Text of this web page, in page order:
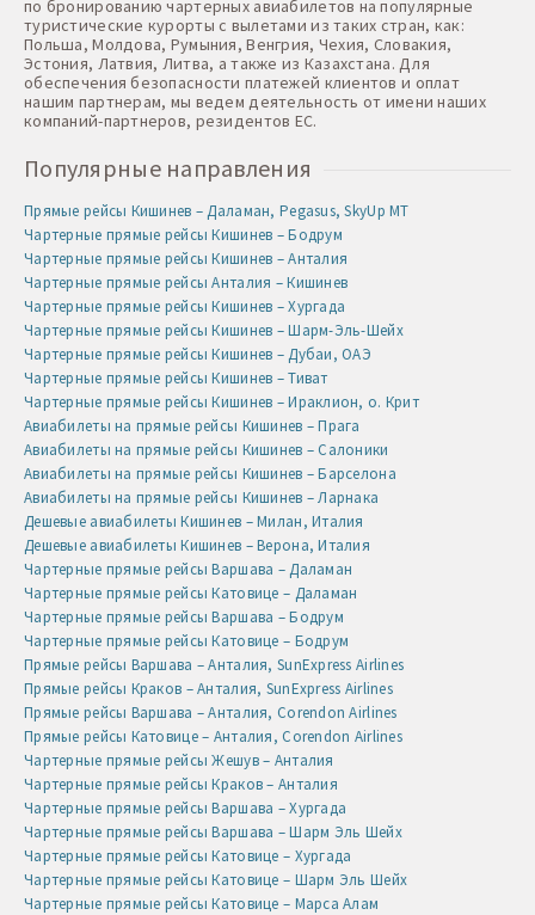
по бронированию чартерных авиабилетов на популярные
туристические курорты с вылетами из таких стран, как:
Польша, Молдова, Румыния, Венгрия, Чехия, Словакия,
Эстония, Латвия, Литва, а также из Казахстана. Для
обеспечения безопасности платежей клиентов и оплат
нашим партнерам, мы ведем деятельность от имени наших
компаний-партнеров, резидентов ЕС.
Популярные направления
Прямые рейсы Кишинев – Даламан, Pegasus, SkyUp MT
Чартерные прямые рейсы Кишинев – Бодрум
Чартерные прямые рейсы Кишинев – Анталия
Чартерные прямые рейсы Анталия – Кишинев
Чартерные прямые рейсы Кишинев – Хургада
Чартерные прямые рейсы Кишинев – Шарм-Эль-Шейх
Чартерные прямые рейсы Кишинев – Дубаи, ОАЭ
Чартерные прямые рейсы Кишинев – Тиват
Чартерные прямые рейсы Кишинев – Ираклион, о. Крит
Авиабилеты на прямые рейсы Кишинев – Прага
Авиабилеты на прямые рейсы Кишинев – Салоники
Авиабилеты на прямые рейсы Кишинев – Барселона
Авиабилеты на прямые рейсы Кишинев – Ларнака
Дешевые авиабилеты Кишинев – Милан, Италия
Дешевые авиабилеты Кишинев – Верона, Италия
Чартерные прямые рейсы Варшава – Даламан
Чартерные прямые рейсы Катовице – Даламан
Чартерные прямые рейсы Варшава – Бодрум
Чартерные прямые рейсы Катовице – Бодрум
Прямые рейсы Варшава – Анталия, SunExpress Airlines
Прямые рейсы Краков – Анталия, SunExpress Airlines
Прямые рейсы Варшава – Анталия, Corendon Airlines
Прямые рейсы Катовице – Анталия, Corendon Airlines
Чартерные прямые рейсы Жешув – Анталия
Чартерные прямые рейсы Краков – Анталия
Чартерные прямые рейсы Варшава – Хургада
Чартерные прямые рейсы Варшава – Шарм Эль Шейх
Чартерные прямые рейсы Катовице – Хургада
Чартерные прямые рейсы Катовице – Шарм Эль Шейх
Чартерные прямые рейсы Катовице – Марса Алам